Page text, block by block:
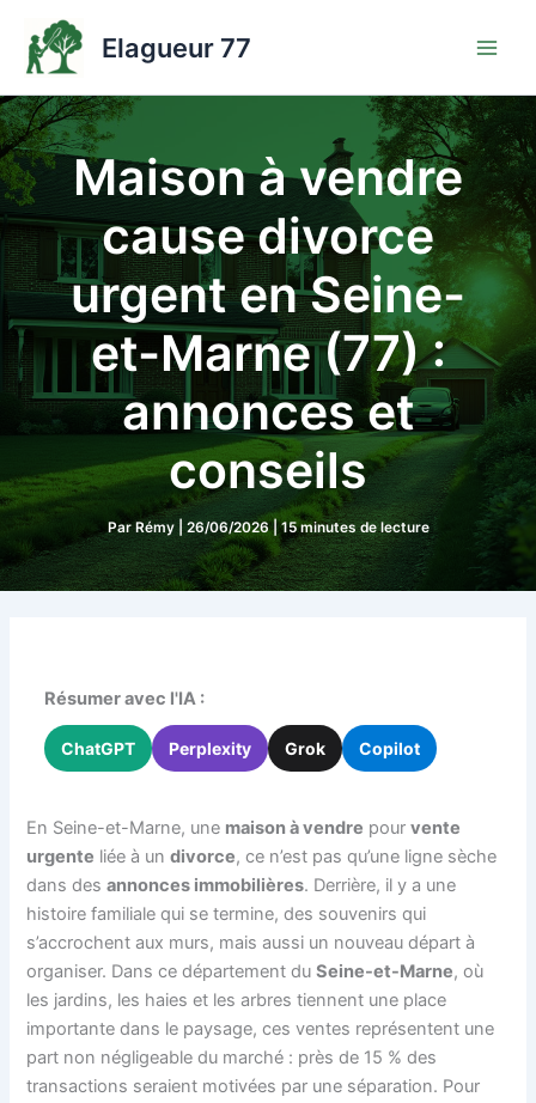
contenu
Elagueur 77
Maison à vendre
cause divorce
urgent en Seine-
et-Marne (77) :
annonces et
conseils
Par Rémy 26/06/2026|15 minutes de lecture
Résumer avec l'IA :
ChatGPT Perplexity Grok Copilot
En Seine-et-Marne, une maison à vendre pourvente
urgente liée à undivorce, ce n’est pas qu’une ligne sèche
dans desannonces immobilières. Derrière, il y a une
histoire familiale qui se termine, des souvenirs qui
s’accrochent aux murs, mais aussi un nouveau départ à
organiser. Dans ce département duSeine-et-Marne, où
les jardins, les haies et les arbres tiennent une place
importante dans le paysage, ces ventes représentent une
part non négligeable du marché : près de 15 % des
transactions seraient motivées par une séparation. Pour